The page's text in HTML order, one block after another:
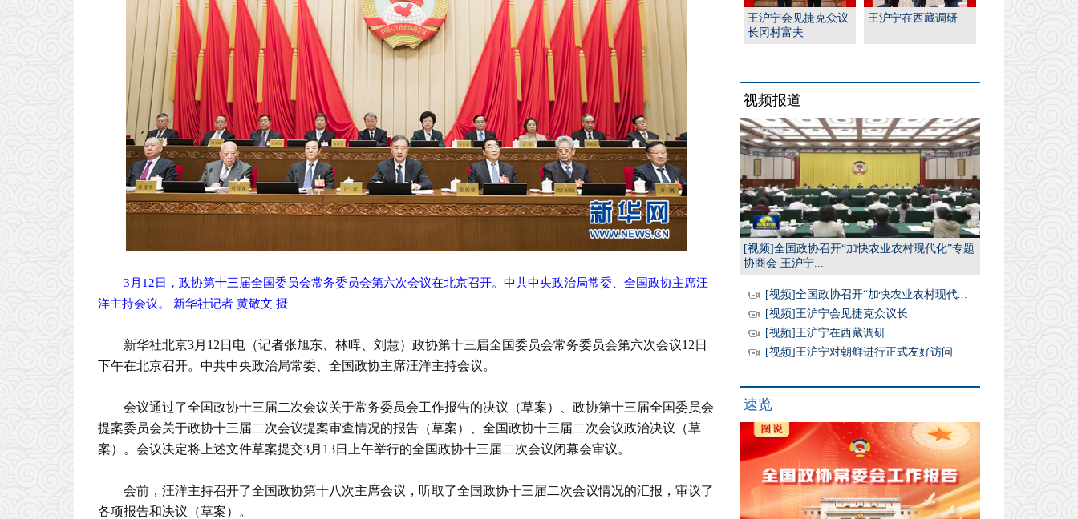
3月12日，政协第十三届全国委员会常务委员会第六次会议在北京召开。中共中央政治局常委、全国政协主席汪
洋主持会议。 新华社记者 黄敬文 摄
新华社北京3月12日电（记者张旭东、林晖、刘慧）政协第十三届全国委员会常务委员会第六次会议12日
下午在北京召开。中共中央政治局常委、全国政协主席汪洋主持会议。
会议通过了全国政协十三届二次会议关于常务委员会工作报告的决议（草案）、政协第十三届全国委员会
提案委员会关于政协十三届二次会议提案审查情况的报告（草案）、全国政协十三届二次会议政治决议（草
案）。会议决定将上述文件草案提交3月13日上午举行的全国政协十三届二次会议闭幕会审议。
会前，汪洋主持召开了全国政协第十八次主席会议，听取了全国政协十三届二次会议情况的汇报，审议了
各项报告和决议（草案）。
王沪宁会见捷克众议
长冈村富夫
王沪宁在西藏调研
视频报道
[视频]全国政协召开“加快农业农村现代化”专题
协商会 王沪宁...
[视频]全国政协召开“加快农业农村现代...
[视频]王沪宁会见捷克众议长
[视频]王沪宁在西藏调研
[视频]王沪宁对朝鲜进行正式友好访问
速览